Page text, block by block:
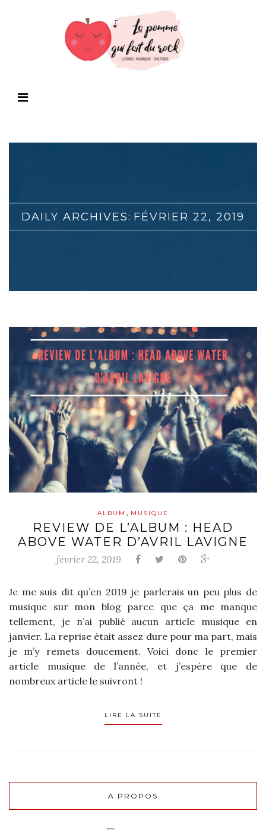
DAILY ARCHIVES: FÉVRIER 22, 2019
ALBUM , MUSIQUE
REVIEW DE L’ALBUM : HEAD
ABOVE WATER D’AVRIL LAVIGNE
février 22, 2019
Je me suis dit qu’en 2019 je parlerais un peu plus de
musique sur mon blog parce que ça me manque
tellement, je n’ai publié aucun article musique en
janvier. La reprise était assez dure pour ma part, mais
je m’y remets doucement. Voici donc le premier
article musique de l’année, et j’espère que de
nombreux article le suivront !
LIRE LA SUITE
A PROPOS